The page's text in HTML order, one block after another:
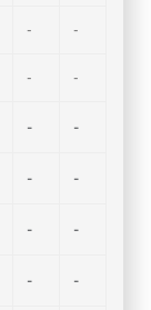
- -
- -
- -
- -
- -
- -